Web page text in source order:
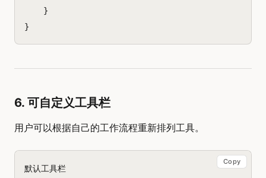
}
}
6. 可自定义工具栏
用户可以根据自己的工作流程重新排列工具。
默认工具栏
Copy